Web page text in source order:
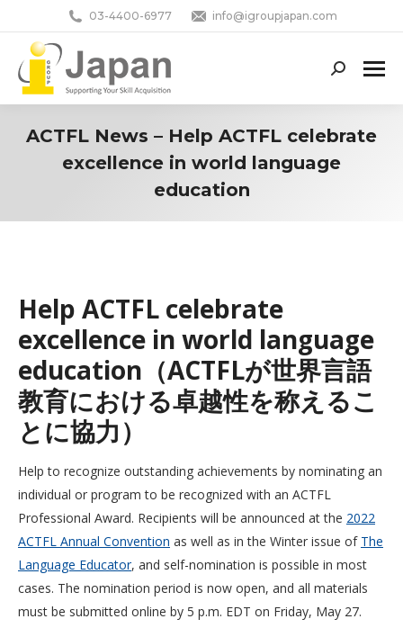
03-4400-6977 info@igroupjapan.com
Search:
ACTFL News – Help ACTFL celebrate
excellence in world language
education
Help ACTFL celebrate
excellence in world language
education（ACTFLが世界言語
教育における卓越性を称えるこ
とに協力）
Help to recognize outstanding achievements by nominating an
individual or program to be recognized with an ACTFL
Professional Award. Recipients will be announced at the 2022
ACTFL Annual Convention as well as in the Winter issue of The
Language Educator, and self-nomination is possible in most
cases. The nomination period is now open, and all materials
must be submitted online by 5 p.m. EDT on Friday, May 27.